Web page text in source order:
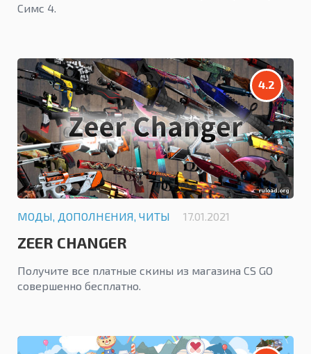
Симс 4.
4.2
МОДЫ, ДОПОЛНЕНИЯ, ЧИТЫ 17.01.2021
ZEER CHANGER
Получите все платные скины из магазина CS GO
совершенно бесплатно.